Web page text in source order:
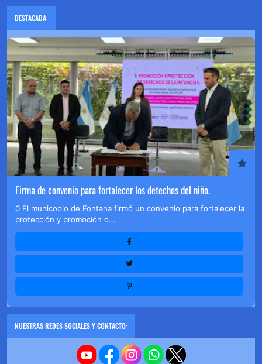
DESTACADA:
Firma de convenio para fortalecer los detechos del niño.
0 El municopio de Fontana firmó un convenio para fortalecer la
protección y promoción d…
NUESTRAS REDES SOCIALES Y CONTACTO: